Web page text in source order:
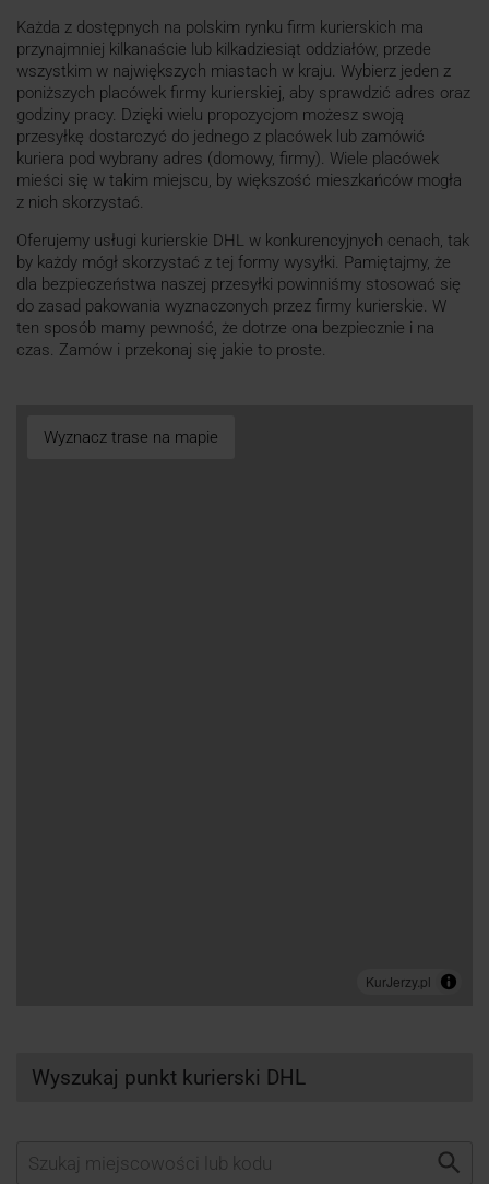
Każda z dostępnych na polskim rynku firm kurierskich ma
przynajmniej kilkanaście lub kilkadziesiąt oddziałów, przede
wszystkim w największych miastach w kraju. Wybierz jeden z
poniższych placówek firmy kurierskiej, aby sprawdzić adres oraz
godziny pracy. Dzięki wielu propozycjom możesz swoją
przesyłkę dostarczyć do jednego z placówek lub zamówić
kuriera pod wybrany adres (domowy, firmy). Wiele placówek
mieści się w takim miejscu, by większość mieszkańców mogła
z nich skorzystać.
Oferujemy usługi kurierskie DHL w konkurencyjnych cenach, tak
by każdy mógł skorzystać z tej formy wysyłki. Pamiętajmy, że
dla bezpieczeństwa naszej przesyłki powinniśmy stosować się
do zasad pakowania wyznaczonych przez firmy kurierskie. W
ten sposób mamy pewność, że dotrze ona bezpiecznie i na
czas. Zamów i przekonaj się jakie to proste.
Wyznacz trase na mapie
Wyszukaj punkt kurierski DHL